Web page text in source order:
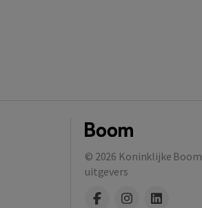
© 2026 Koninklijke Boom
uitgevers